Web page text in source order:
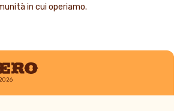
in cui operiamo.